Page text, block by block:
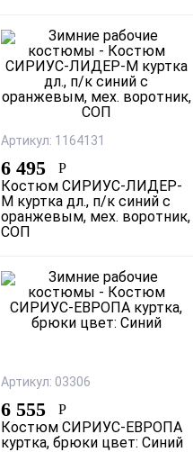
Артикул: 1164131
6 495 Р
Костюм СИРИУС-ЛИДЕР-
М куртка дл., п/к синий с
оранжевым, мех. воротник,
СОП
Артикул: 03306
6 555 Р
Костюм СИРИУС-ЕВРОПА
куртка, брюки цвет: Синий